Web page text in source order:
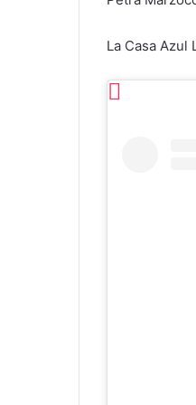
La Casa Azul